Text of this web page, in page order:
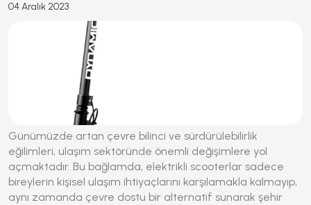
04 Aralık 2023
Günümüzde artan çevre bilinci ve sürdürülebilirlik
eğilimleri, ulaşım sektöründe önemli değişimlere yol
açmaktadır. Bu bağlamda, elektrikli scooterlar sadece
bireylerin kişisel ulaşım ihtiyaçlarını karşılamakla kalmayıp,
aynı zamanda çevre dostu bir alternatif sunarak şehir